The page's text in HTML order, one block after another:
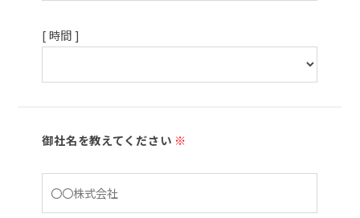
[ 時間 ]
御社名を教えてください ※